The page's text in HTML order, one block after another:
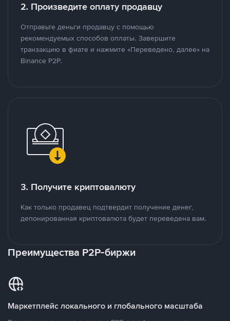
2. Произведите оплату продавцу
Отправьте деньги продавцу с помощью
рекомендуемых способов оплаты. Завершите
транзакцию в фиате и нажмите «Переведено, далее» на
Binance P2P.
3. Получите криптовалюту
Как только продавец подтвердит получение денег,
депонированная криптовалюта будет переведена вам.
Преимущества P2P-биржи
Маркетплейс локального и глобального масштаба